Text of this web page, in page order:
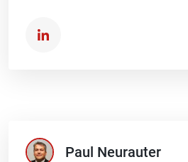
Paul Neurauter